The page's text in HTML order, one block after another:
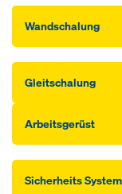
Wandschalung
Gleitschalung
Arbeitsgerüst
Sicherheits